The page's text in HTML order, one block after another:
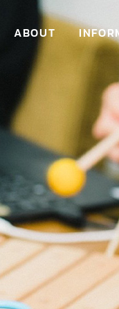
ABOUT